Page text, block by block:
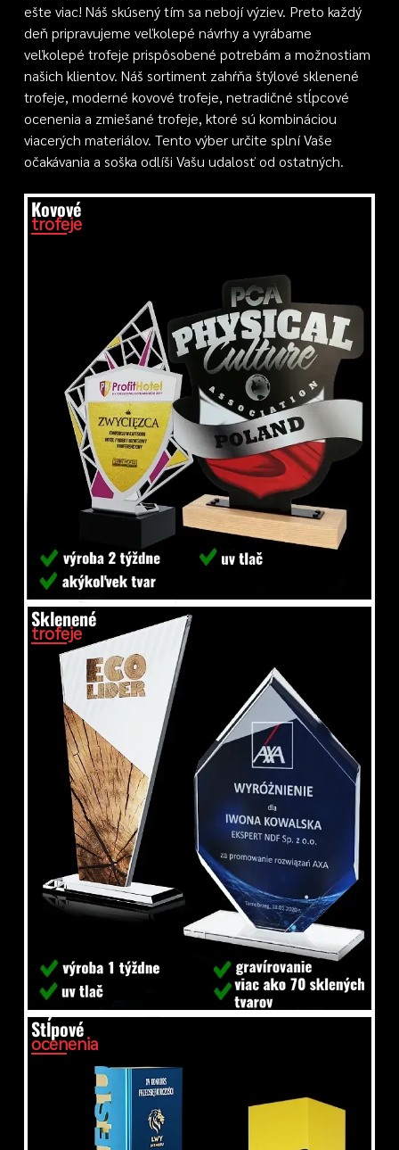
ešte viac! Náš skúsený tím sa nebojí výziev. Preto každý
deň pripravujeme veľkolepé návrhy a vyrábame
veľkolepé trofeje prispôsobené potrebám a možnostiam
našich klientov. Náš sortiment zahŕňa štýlové sklenené
trofeje, moderné kovové trofeje, netradičné stĺpcové
ocenenia a zmiešané trofeje, ktoré sú kombináciou
viacerých materiálov. Tento výber určite splní Vaše
očakávania a soška odlíši Vašu udalosť od ostatných.
Kovové
trofeje
Sklenené
trofeje
Stĺpové
ocenenia